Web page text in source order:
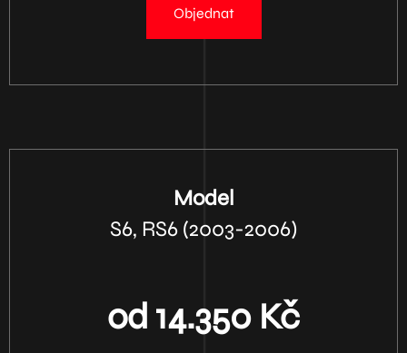
Objednat
Model
S6, RS6 (2003-2006)
od 14.350 Kč